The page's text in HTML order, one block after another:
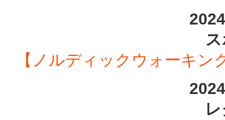
【ノルディックウォーキン